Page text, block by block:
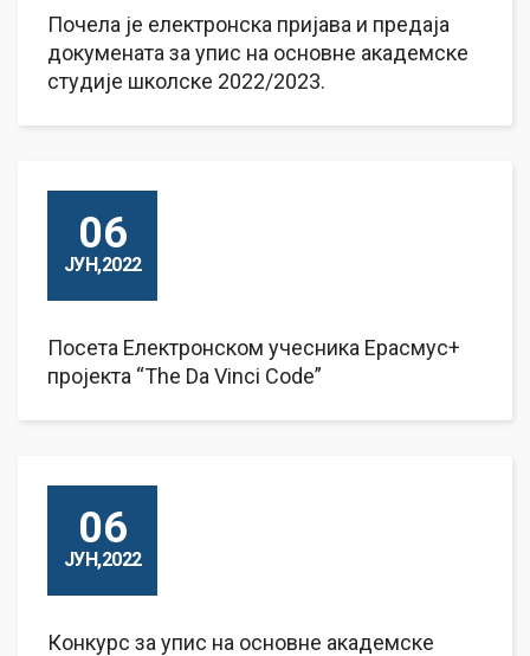
Почела je електронска пријава и предаја
докумената за упис на основне академске
студије школске 2022/2023.
06
ЈУН,2022
Посета Електронском учесника Ерасмус+
пројекта “The Da Vinci Code”
06
ЈУН,2022
Конкурс за упис на основне академске